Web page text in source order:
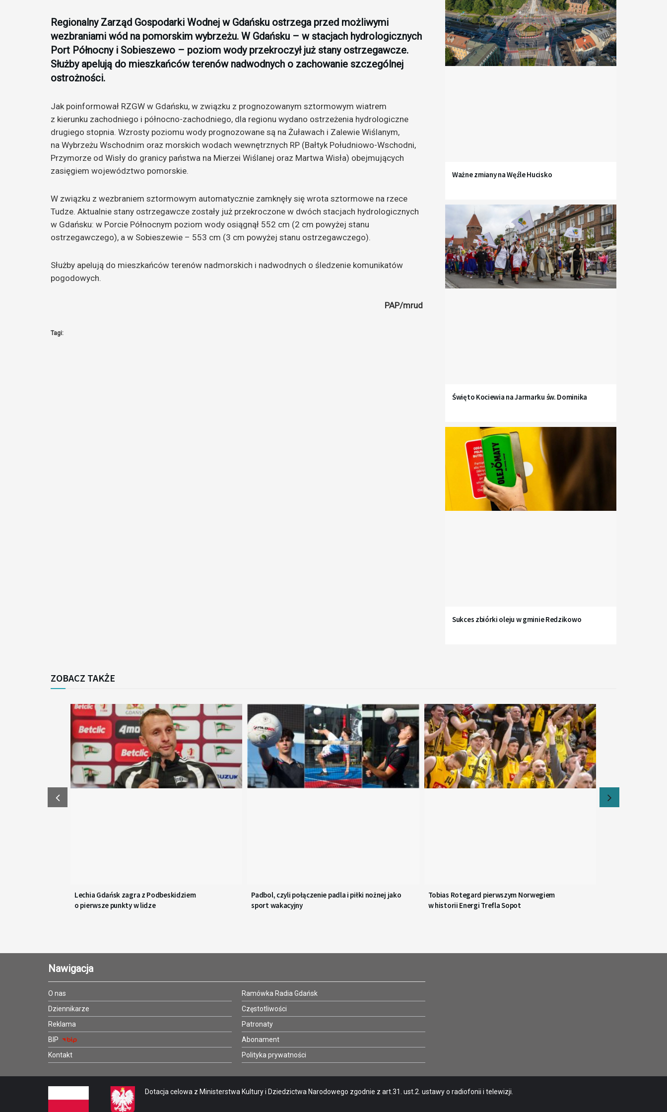
Regionalny Zarząd Gospodarki Wodnej w Gdańsku ostrzega przed możliwymi
wezbraniami wód na pomorskim wybrzeżu. W Gdańsku – w stacjach hydrologicznych
Port Północny i Sobieszewo – poziom wody przekroczył już stany ostrzegawcze.
Służby apelują do mieszkańców terenów nadwodnych o zachowanie szczególnej
ostrożności.
Jak poinformował RZGW w Gdańsku, w związku z prognozowanym sztormowym wiatrem
z kierunku zachodniego i północno-zachodniego, dla regionu wydano ostrzeżenia hydrologiczne
drugiego stopnia. Wzrosty poziomu wody prognozowane są na Żuławach i Zalewie Wiślanym,
na Wybrzeżu Wschodnim oraz morskich wodach wewnętrznych RP (Bałtyk Południowo-Wschodni,
Przymorze od Wisły do granicy państwa na Mierzei Wiślanej oraz Martwa Wisła) obejmujących
zasięgiem województwo pomorskie.
W związku z wezbraniem sztormowym automatycznie zamknęły się wrota sztormowe na rzece
Tudze. Aktualnie stany ostrzegawcze zostały już przekroczone w dwóch stacjach hydrologicznych
w Gdańsku: w Porcie Północnym poziom wody osiągnął 552 cm (2 cm powyżej stanu
ostrzegawczego), a w Sobieszewie – 553 cm (3 cm powyżej stanu ostrzegawczego).
Służby apelują do mieszkańców terenów nadmorskich i nadwodnych o śledzenie komunikatów
pogodowych.
PAP/mrud
Tagi:
Ważne zmiany na Węźle Hucisko
Święto Kociewia na Jarmarku św. Dominika
Sukces zbiórki oleju w gminie Redzikowo
ZOBACZ TAKŻE
Lechia Gdańsk zagra z Podbeskidziem
o pierwsze punkty w lidze
Padbol, czyli połączenie padla i piłki nożnej jako
sport wakacyjny
Tobias Rotegard pierwszym Norwegiem
w historii Energi Trefla Sopot
Nawigacja
O nas
Dziennikarze
Reklama
BIP
Kontakt
Ramówka Radia Gdańsk
Częstotliwości
Patronaty
Abonament
Polityka prywatności
Dotacja celowa z Ministerstwa Kultury i Dziedzictwa Narodowego zgodnie z art.31. ust.2. ustawy o radiofonii i telewizji.